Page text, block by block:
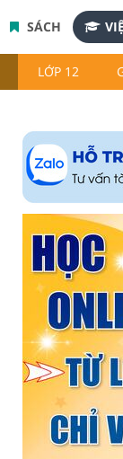
SÁCH
LỚP 12